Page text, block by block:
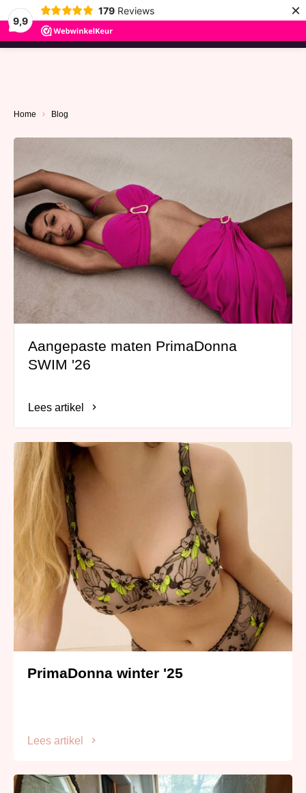
9,9
179 Reviews ×
menu
Home Blog
Aangepaste maten PrimaDonna
SWIM '26
Lees artikel
PrimaDonna winter '25
Lees artikel